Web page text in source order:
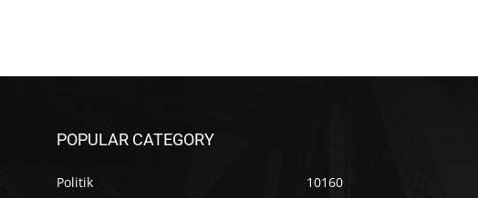
POPULAR CATEGORY
Politik
10160